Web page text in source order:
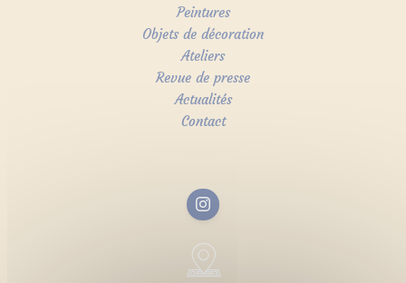
Peintures
Objets de décoration
Ateliers
Revue de presse
Actualités
Contact